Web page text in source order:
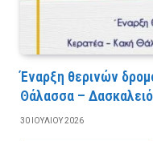
Έναρξη θερινών
Θάλασσα –
30 ΙΟΥΛΊΟΥ 2026